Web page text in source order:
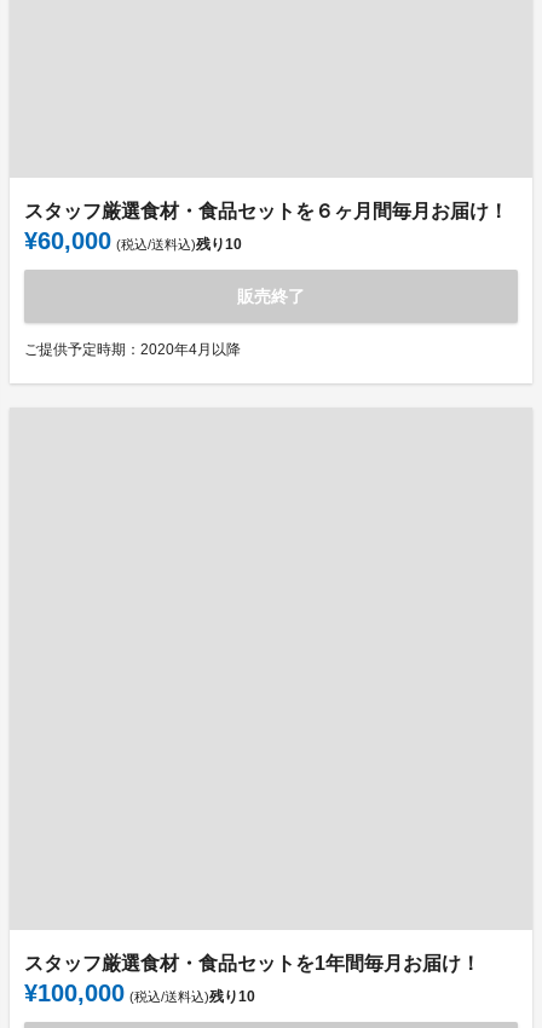
スタッフ厳選食材・食品セットを６ヶ月間毎月お届け！
¥60,000 (税込/送料込)残り10
販売終了
ご提供予定時期：2020年4月以降
スタッフ厳選食材・食品セットを1年間毎月お届け！
¥100,000 (税込/送料込)残り10